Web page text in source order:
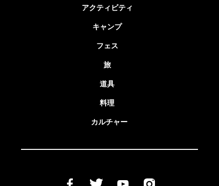
アクティビティ
キャンプ
フェス
旅
道具
料理
カルチャー